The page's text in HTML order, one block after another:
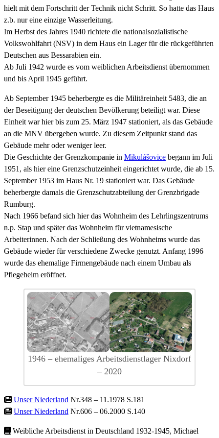
hielt mit dem Fortschritt der Technik nicht Schritt. So hatte das Haus
z.b. nur eine einzige Wasserleitung.
Im Herbst des Jahres 1940 richtete die nationalsozialistische
Volkswohlfahrt (NSV) in dem Haus ein Lager für die rückgeführten
Deutschen aus Bessarabien ein.
Ab Juli 1942 wurde es vom weiblichen Arbeitsdienst übernommen
und bis April 1945 geführt.
Ab September 1945 beherbergte es die Militäreinheit 5483, die an
der Beseitigung der deutschen Bevölkerung beteiligt war. Diese
Einheit war hier bis zum 25. März 1947 stationiert, als das Gebäude
an die MNV übergeben wurde. Zu diesem Zeitpunkt stand das
Gebäude mehr oder weniger leer.
Die Geschichte der Grenzkompanie in Mikulášovice begann im Juli
1951, als hier eine Grenzschutzeinheit eingerichtet wurde, die ab 15.
September 1953 im Haus Nr. 19 stationiert war. Das Gebäude
beherbergte damals die Grenzschutzabteilung der Grenzbrigade
Rumburg.
Nach 1966 befand sich hier das Wohnheim des Lehrlingszentrums
n.p. Stap und später das Wohnheim für vietnamesische
Arbeiterinnen. Nach der Schließung des Wohnheims wurde das
Gebäude wieder für verschiedene Zwecke genutzt. Anfang 1996
wurde das ehemalige Firmengebäude nach einem Umbau als
Pflegeheim eröffnet.
1946 – ehemaliges Arbeitsdienstlager Nixdorf
– 2020
Unser Niederland Nr.348 – 11.1978 S.181
Unser Niederland Nr.606 – 06.2000 S.140
Weibliche Arbeitsdienst in Deutschland 1932-1945, Michael